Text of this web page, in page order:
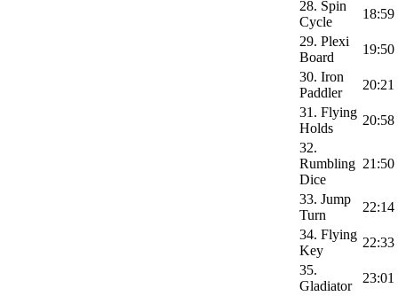
28. Spin
Cycle
18:59
29. Plexi
Board
19:50
30. Iron
Paddler
20:21
31. Flying
Holds
20:58
32.
Rumbling
Dice
21:50
33. Jump
Turn
22:14
34. Flying
Key
22:33
35.
Gladiator
23:01